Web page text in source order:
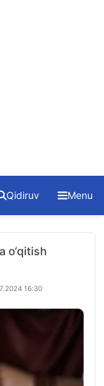
Qidiruv Menu
o‘qitish
16:30